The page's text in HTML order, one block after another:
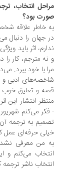
انتخاب، ترجمه و
بود؟
خاطر علاقه شخصی‌ام به
جهان را دنبال می‌کنم
اثر باید ویژگی‌ای
مترجم، کار را دوست
با خود ببرد. می‌دانید
ادبی و هنری
و تعلیق خوب است. با
انتشار این اثر
می‌کنم شهریور سال
به ترجمه آن
حرفه‌ای عمل کردند
من معرفی نشد، در
می‌کنم و
ناشر ترجمه کنم.